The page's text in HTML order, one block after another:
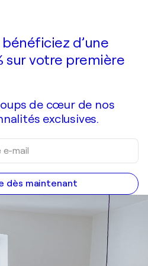
d’une
sur votre première
de cœur de nos
exclusives.
dès maintenant